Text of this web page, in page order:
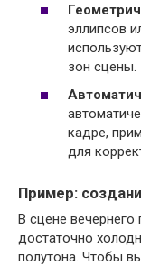
эллипсов
зон сцены.
кадре,
для
Пример:
В сцене
достаточно
полутона. Чтобы